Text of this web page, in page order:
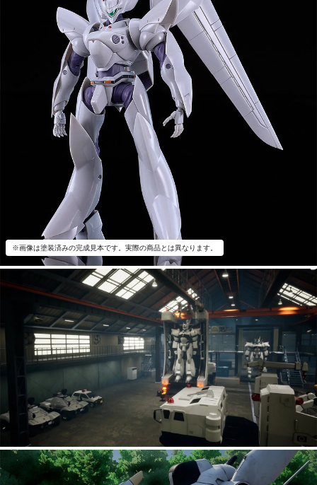
※画像は塗装済みの完成見本です。実際の商品とは異なります。